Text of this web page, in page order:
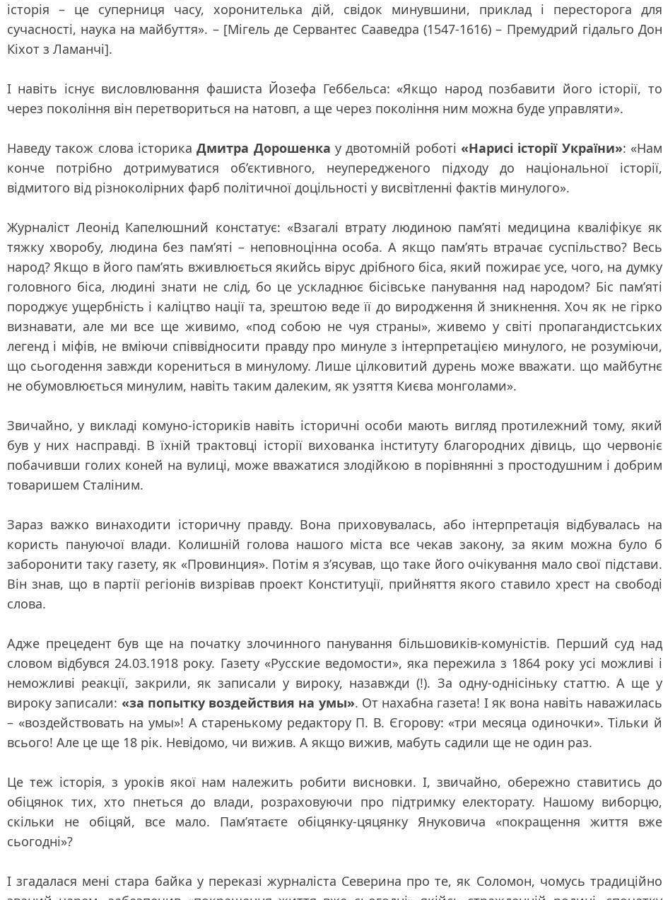
історія – це суперниця часу, хоронителька дій, свідок минувшини, приклад і пересторога для
сучасності, наука на майбуття». – [Мігель де Сервантес Сааведра (1547-1616) – Премудрий гідальго Дон
Кіхот з Ламанчі].
І навіть існує висловлювання фашиста Йозефа Геббельса:«Якщо народ позбавити його історії, то
через покоління він перетвориться на натовп, а ще через покоління ним можна буде управляти».
Наведу також слова історикаДмитра Дорошенка у двотомній роботі «Нарисі історії України»: «Нам
конче потрібно дотримуватися об’єктивного, неупередженого підходу до національної історії,
відмитого від різноколірних фарб політичної доцільності у висвітленні фактів минулого».
Журналіст Леонід Капелюшний констатує: «Взагалі втрату людиною пам’яті медицина кваліфікує як
тяжку хворобу, людина без пам’яті – неповноцінна особа. А якщо пам’ять втрачає суспільство? Весь
народ? Якщо в його пам’ять вживлюється якийсь вірус дрібного біса, який пожирає усе, чого, на думку
головного біса, людині знати не слід, бо це ускладнює бісівське панування над народом? Біс пам’яті
породжує ущербність і каліцтво нації та, зрештою веде її до виродження й зникнення. Хоч як не гірко
визнавати, але ми все ще живимо, «под собою не чуя страны», живемо у світі пропагандистських
легенд і міфів, не вміючи співвідносити правду про минуле з інтерпретацією минулого, не розуміючи,
що сьогодення завжди корениться в минулому. Лише цілковитий дурень може вважати. що майбутнє
не обумовлюється минулим, навіть таким далеким, як узяття Києва монголами».
Звичайно, у викладі комуно-істориків навіть історичні особи мають вигляд протилежний тому, який
був у них насправді. В їхній трактовці історії вихованка інституту благородних дівиць, що червоніє
побачивши голих коней на вулиці, може вважатися злодійкою в порівнянні з простодушним і добрим
товаришем Сталіним.
Зараз важко винаходити історичну правду. Вона приховувалась, або інтерпретація відбувалась на
користь пануючої влади. Колишній голова нашого міста все чекав закону, за яким можна було б
заборонити таку газету, як «Провинция». Потім я з’ясував, що таке його очікування мало свої підстави.
Він знав, що в партії регіонів визрівав проект Конституції, прийняття якого ставило хрест на свободі
слова.
Адже прецедент був ще на початку злочинного панування більшовиків-комуністів. Перший суд над
словом відбувся 24.03.1918 року. Газету «Русские ведомости», яка пережила з 1864 року усі можливі і
неможливі реакції, закрили, як записали у вироку, назавжди (!). За одну-однісіньку статтю. А ще у
вироку записали: «за попытку воздействия на умы». От нахабна газета! І як вона навіть наважилась
– «воздействовать на умы»! А старенькому редактору П. В. Єгорову: «три месяца одиночки». Тільки й
всього! Але це ще 18 рік. Невідомо, чи вижив. А якщо вижив, мабуть садили ще не один раз.
Це теж історія, з уроків якої нам належить робити висновки. І, звичайно, обережно ставитись до
обіцянок тих, хто пнеться до влади, розраховуючи про підтримку електорату. Нашому виборцю,
скільки не обіцяй, все мало. Пам’ятаєте обіцянку-цяцянку Януковича «покращення життя вже
сьогодні»?
І згадалася мені стара байка у переказі журналіста Северина про те, як Соломон, чомусь традиційно